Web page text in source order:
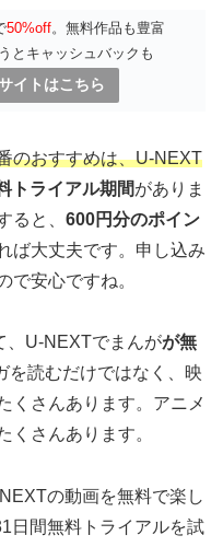
50%off。無料作品も豊富
とキャッシュバックも
イトはこちら
のおすすめは、U-NEXT
トライアル期間がありま
ると、 600円分のポイン
ば大丈夫です。申し込み
で安心ですね。
、U-NEXTでまんがが無
を読むだけではなく、映
くさんあります。アニメ
くさんあります。
の動画を無料で楽し
日間無料トライアルを試